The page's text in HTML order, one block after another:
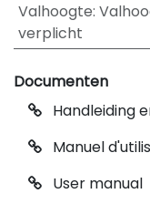
Valhoogte:
verplicht
Documenten
Handleiding
Manuel
User manual